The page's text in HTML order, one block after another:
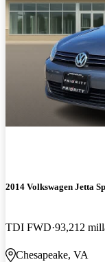
2014 Volkswagen Jetta
TDI FWD 93,212
Chesapeake, VA